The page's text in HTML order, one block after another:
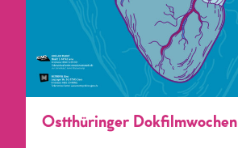
Ostthüringer Dokfilmwochen